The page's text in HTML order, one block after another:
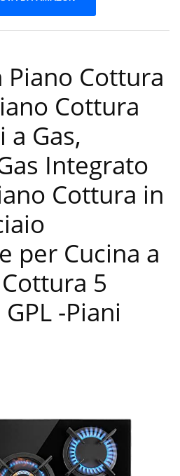
Piano Cottura
Cottura
a Gas,
Integrato
Cottura in
per Cucina a
5
-Piani